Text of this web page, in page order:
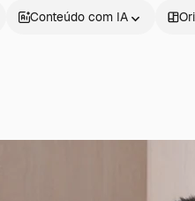
Conteúdo com IA